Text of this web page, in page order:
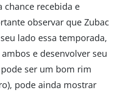
chance recebida e
observar que Zubac
lado essa temporada,
e desenvolver seu
ser um bom rim
pode ainda mostrar